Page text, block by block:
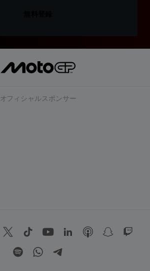
オフィシャルスポンサー